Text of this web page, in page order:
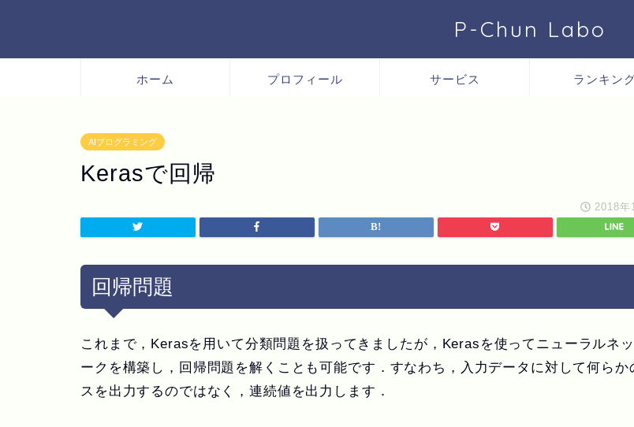
P-Chun Labo
ホーム プロフィール サービス ランキン
AIプログラミング
Kerasで回帰
2018年
回帰問題
これまで，Kerasを用いて分類問題を扱ってきましたが，Kerasを使ってニューラルネ
ークを構築し， 回帰問題 を解くことも可能です．すなわち，入力データに対して何らか
スを出力するのではなく，連続値を出力します．